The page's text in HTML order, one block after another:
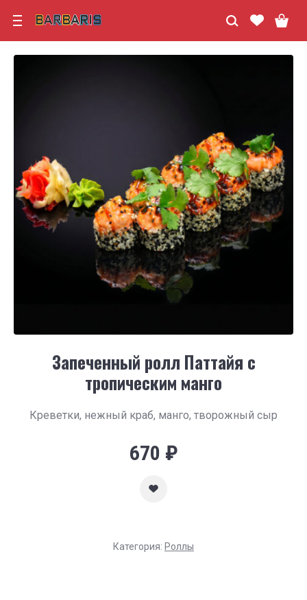
Запеченный ролл Паттайя с
тропическим манго
Креветки, нежный краб, манго, творожный сыр
670 ₽
Категория: Роллы